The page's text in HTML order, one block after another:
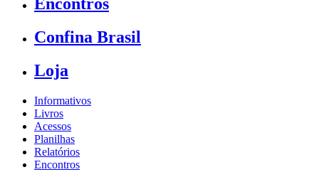
Encontros
Confina Brasil
Loja
Informativos
Livros
Acessos
Planilhas
Relatórios
Encontros